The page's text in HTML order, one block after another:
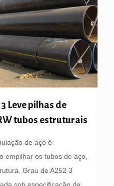
Leve pilhas de
tubos estruturais
de aço é
empilhar os tubos de aço,
Grau de A252 3
sob especificação de